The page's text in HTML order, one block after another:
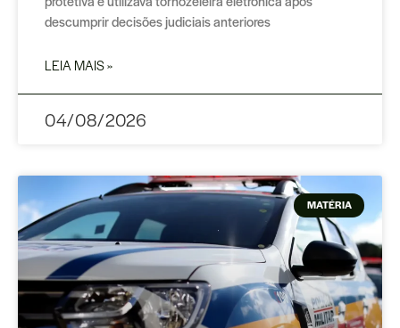
descumprir decisões judiciais anteriores
LEIA MAIS »
04/08/2026
MATÉRIA